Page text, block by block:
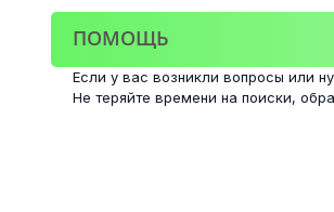
ПОМОЩЬ
Если у вас возникли вопросы или
Не теряйте времени на поиски,